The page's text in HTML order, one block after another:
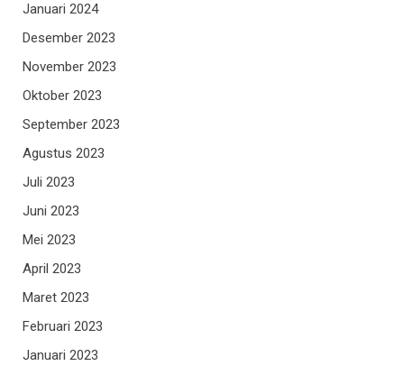
Januari 2024
Desember 2023
November 2023
Oktober 2023
September 2023
Agustus 2023
Juli 2023
Juni 2023
Mei 2023
April 2023
Maret 2023
Februari 2023
Januari 2023